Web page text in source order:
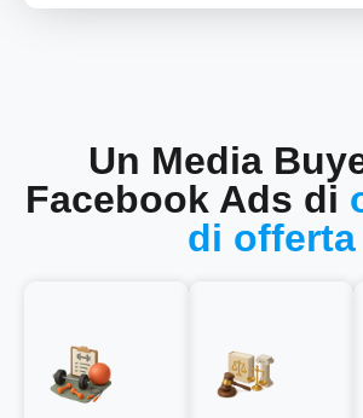
Un Media
Facebook Ads di
di offerta